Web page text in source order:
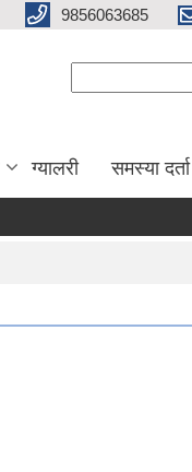
9856063685
ग्यालरी समस्या दर्ता